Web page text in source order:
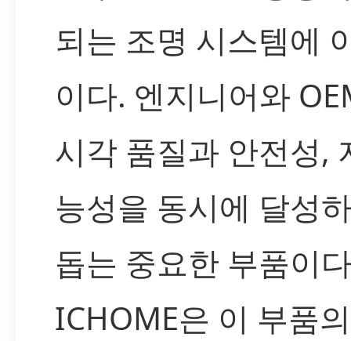
되는 조명 시스템에
이다. 엔지니어와
시각 품질과 안전성,
능성을 동시에 달성
돕는 중요한 부품이
ICHOME은 이 부품